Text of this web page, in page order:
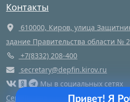
Контакты
610000, Киров, улица
здание Правительства области № 2
+7(8332) 208-400
secretary@depfin.kirov.ru
Мы в социальных сетях
Сегодня
посещений этой
Привет! Я